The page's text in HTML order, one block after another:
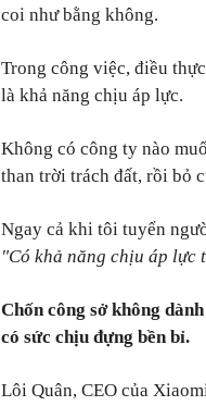
coi như bằng không.
Trong công việc, điều
là khả năng chịu áp lực.
Không có công ty nào
than trời trách đất, rồi bỏ
Ngay cả khi tôi tuyển
"Có khả năng chịu áp lực
Chốn công sở không
có sức chịu đựng bền bỉ.
Lôi Quân, CEO của